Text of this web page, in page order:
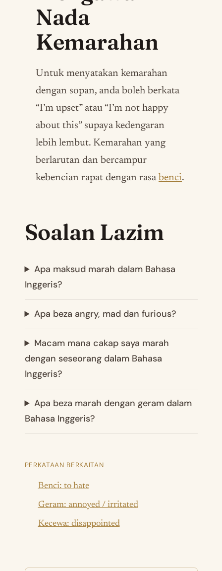
Nada
Kemarahan
Untuk menyatakan kemarahan
dengan sopan, anda boleh berkata
“I’m upset” atau “I’m not happy
about this” supaya kedengaran
lebih lembut. Kemarahan yang
berlarutan dan bercampur
kebencian rapat dengan rasa benci.
Soalan Lazim
Apa maksud marah dalam Bahasa
Inggeris?
Apa beza angry, mad dan furious?
Macam mana cakap saya marah
dengan seseorang dalam Bahasa
Inggeris?
Apa beza marah dengan geram dalam
Bahasa Inggeris?
PERKATAAN BERKAITAN
Benci: to hate
Geram: annoyed / irritated
Kecewa: disappointed